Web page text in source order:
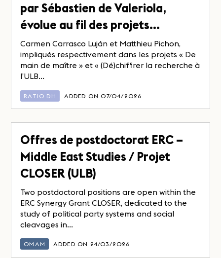
par Sébastien de Valeriola,
évolue au fil des projets…
Carmen Carrasco Luján et Matthieu Pichon,
impliqués respectivement dans les projets « De
main de maître » et « (Dé)chiffrer la recherche à
l’ULB...
RATIO DH ADDED ON 07/04/2026
Offres de postdoctorat ERC –
Middle East Studies / Projet
CLOSER (ULB)
Two postdoctoral positions are open within the
ERC Synergy Grant CLOSER, dedicated to the
study of political party systems and social
cleavages in...
OMAM ADDED ON 24/03/2026